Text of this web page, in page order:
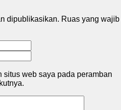
dipublikasikan. Ruas yang wajib
situs web saya pada peramban